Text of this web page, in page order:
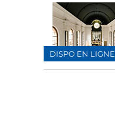
DISPO EN LIGNE